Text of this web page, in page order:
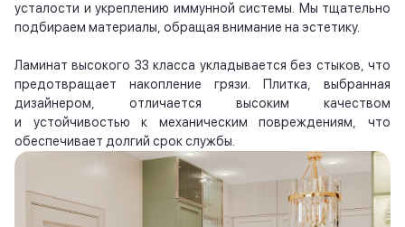
усталости и укреплению иммунной системы. Мы тщательно
подбираем материалы, обращая внимание на эстетику.
Ламинат высокого 33 класса укладывается без стыков, что
предотвращает накопление грязи. Плитка, выбранная
дизайнером, отличается высоким качеством
и устойчивостью к механическим повреждениям, что
обеспечивает долгий срок службы.